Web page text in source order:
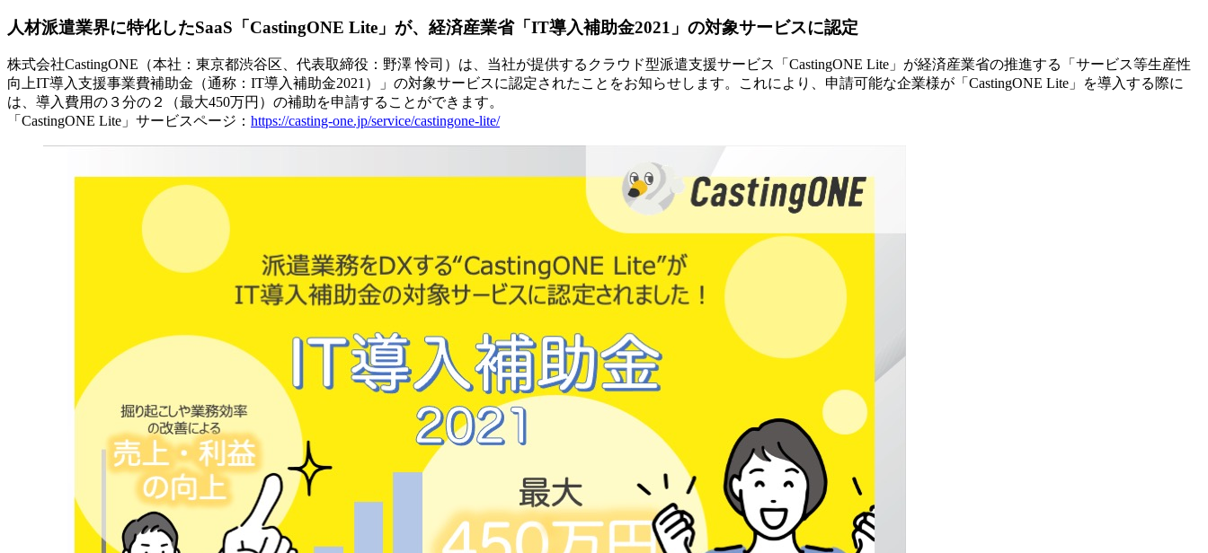
人材派遣業界に特化したSaaS「CastingONE Lite」が、経済産業省「IT導入補助金2021」の対象サービスに認定
株式会社CastingONE（本社：東京都渋谷区、代表取締役：野澤 怜司）は、当社が提供するクラウド型派遣支援サービス「CastingONE Lite」が経済産業省の推進する「サービス等生産性
向上IT導入支援事業費補助金（通称：IT導入補助金2021）」の対象サービスに認定されたことをお知らせします。これにより、申請可能な企業様が「CastingONE Lite」を導入する際に
は、導入費用の３分の２（最大450万円）の補助を申請することができます。
「CastingONE Lite」サービスページ： https://casting-one.jp/service/castingone-lite/